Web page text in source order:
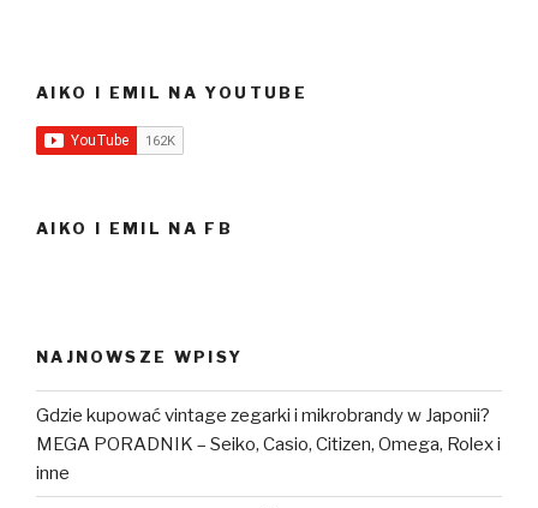
AIKO I EMIL NA YOUTUBE
AIKO I EMIL NA FB
NAJNOWSZE WPISY
Gdzie kupować vintage zegarki i mikrobrandy w Japonii?
MEGA PORADNIK – Seiko, Casio, Citizen, Omega, Rolex i
inne